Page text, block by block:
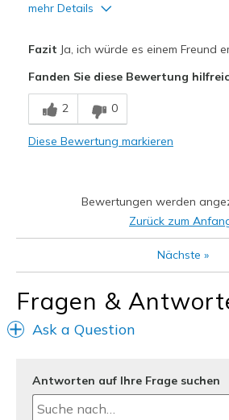
mehr Details
Comfortable
Geeignete Verwendung
Casual Wear
Feels true to width
Sizing
Feels true to size
I'm Into Shoes
Fazit Ja, ich würde es einem Freund
Fanden Sie diese Bewertung
2 0
Diese Bewertung markieren
Bewertungen werden
Zurück zum
Nächste »
Fragen &
Ask a Question
Antworten auf Ihre Frage suchen